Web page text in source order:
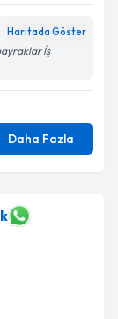
Haritada Göster
İş
Daha Fazla